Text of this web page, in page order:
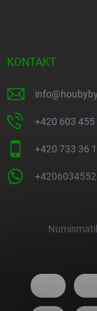
KONTAKT
info@
+420 603 455
+420 733 36